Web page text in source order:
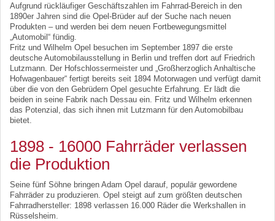
Aufgrund rückläufiger Geschäftszahlen im Fahrrad-Bereich in den
1890er Jahren sind die Opel-Brüder auf der Suche nach neuen
Produkten – und werden bei dem neuen Fortbewegungsmittel
„Automobil“ fündig.
Fritz und Wilhelm Opel besuchen im September 1897 die erste
deutsche Automobilausstellung in Berlin und treffen dort auf Friedrich
Lutzmann. Der Hofschlossermeister und „Großherzoglich Anhaltische
Hofwagenbauer“ fertigt bereits seit 1894 Motorwagen und verfügt damit
über die von den Gebrüdern Opel gesuchte Erfahrung. Er lädt die
beiden in seine Fabrik nach Dessau ein. Fritz und Wilhelm erkennen
das Potenzial, das sich ihnen mit Lutzmann für den Automobilbau
bietet.
1898 - 16000 Fahrräder verlassen
die Produktion
Seine fünf Söhne bringen Adam Opel darauf, populär gewordene
Fahrräder zu produzieren. Opel steigt auf zum größten deutschen
Fahrradhersteller: 1898 verlassen 16.000 Räder die Werkshallen in
Rüsselsheim.